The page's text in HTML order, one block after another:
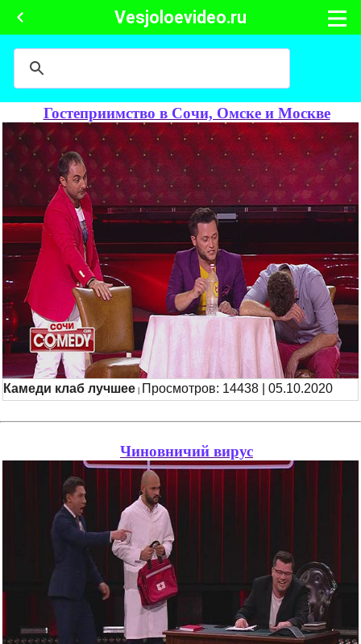
Vesjoloevideo.ru
Гостеприимство в Сочи, Омске и Москве
Камеди клаб лучшее Просмотров: 14438 | 05.10.2020
Чиновничий вирус